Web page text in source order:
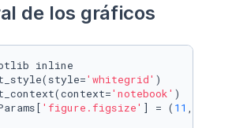
de los gráficos
inline
'whitegrid' )
'notebook' )
'figure.figsize' ] = ( 11 ,